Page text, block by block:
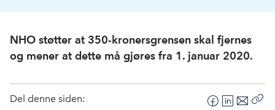
NHO støtter at 350-kronersgrensen skal fjernes
og mener at dette må gjøres fra 1. januar 2020.
Del denne siden:
F
L
E